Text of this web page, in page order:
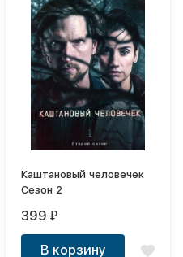
Каштановый человечек
Сезон 2
399₽
В корзину